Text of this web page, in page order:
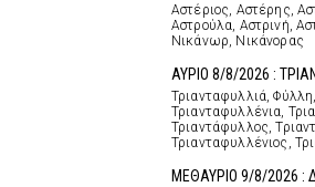
Αστέριος, Αστέρης,
Αστρούλα, Αστρινή,
Νικάνωρ, Νικάνορας
ΑΥΡΙΟ 8/8/2026 :
Τριανταφυλλιά,
Τριανταφυλλένια,
Τριαντάφυλλος,
Τριανταφυλλένιος,
ΜΕΘΑΥΡΙΟ 9/8/2026 :